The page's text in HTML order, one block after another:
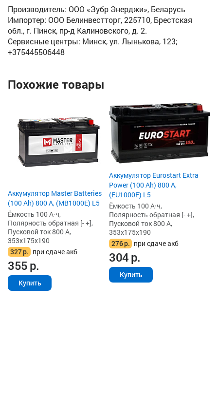
Производитель: ООО «Зубр Энерджи», Беларусь
Импортер: ООО Белинвестторг, 225710, Брестская
обл., г. Пинск, пр-д Калиновского, д. 2.
Сервисные центры: Минск, ул. Лынькова, 123;
+375445506448
Похожие товары
Аккумулятор Master Batteries
(100 Ah) 800 А, (MB1000E) L5
Ёмкость 100 А·ч,
Полярность обратная [- +],
Пусковой ток 800 А,
353x175x190
327р. при сдаче акб
355р.
Купить
Аккумулятор Eurostart Extra
Power (100 Ah) 800 А,
(EU1000E) L5
Ёмкость 100 А·ч,
Полярность обратная [- +],
Пусковой ток 800 А,
353x175x190
276р. при сдаче акб
304р.
Купить